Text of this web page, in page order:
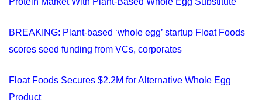
BREAKING: Plant-based ‘whole egg’ startup Float Foods
scores seed funding from VCs, corporates
Float Foods Secures $2.2M for Alternative Whole Egg
Product